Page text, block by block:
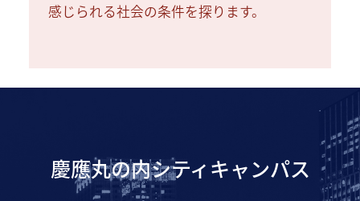
感じられる社会の条件を探ります。
慶應丸の内シティキャンパス